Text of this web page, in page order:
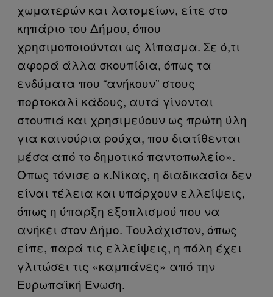
χωματερών και λατομείων, είτε στο
κηπάριο του Δήμου, όπου
χρησιμοποιούνται ως λίπασμα. Σε ό,τι
αφορά άλλα σκουπίδια, όπως τα
ενδύματα που “ανήκουν” στους
πορτοκαλί κάδους, αυτά γίνονται
στουπιά και χρησιμεύουν ως πρώτη ύλη
για καινούρια ρούχα, που διατίθενται
μέσα από το δημοτικό παντοπωλείο».
Όπως τόνισε ο κ.Νίκας, η διαδικασία δεν
είναι τέλεια και υπάρχουν ελλείψεις,
όπως η ύπαρξη εξοπλισμού που να
ανήκει στον Δήμο. Τουλάχιστον, όπως
είπε, παρά τις ελλείψεις, η πόλη έχει
γλιτώσει τις «καμπάνες» από την
Ευρωπαϊκή Ένωση.